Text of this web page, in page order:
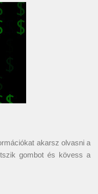
akarsz olvasni a
gombot és kövess a